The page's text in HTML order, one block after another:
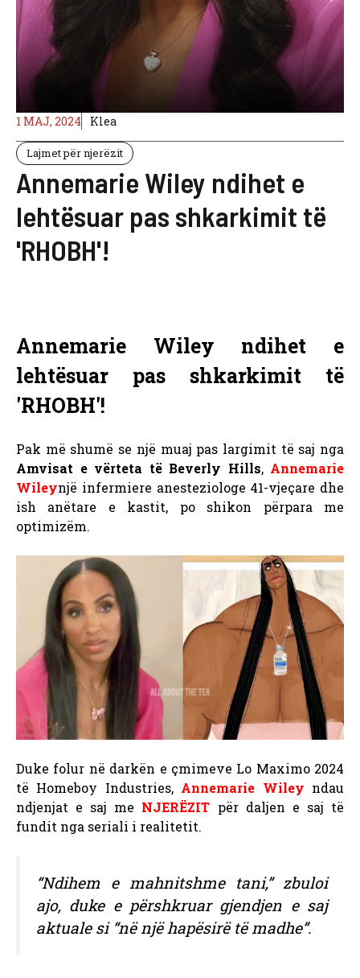
1 MAJ, 2024 Klea
Lajmet për njerëzit
Annemarie Wiley ndihet e
lehtësuar pas shkarkimit të
'RHOBH'!
Annemarie Wiley ndihet e
lehtësuar pas shkarkimit të
'RHOBH'!
Pak më shumë se një muaj pas largimit të saj nga
Amvisat e vërteta të Beverly Hills, Annemarie
Wileynjë infermiere anesteziologe 41-vjeçare dhe
ish anëtare e kastit, po shikon përpara me
optimizëm.
Duke folur në darkën e çmimeve Lo Maximo 2024
të Homeboy Industries, Annemarie Wiley ndau
ndjenjat e saj me NJERËZIT për daljen e saj të
fundit nga seriali i realitetit.
“Ndihem e mahnitshme tani,” zbuloi
ajo, duke e përshkruar gjendjen e saj
aktuale si “në një hapësirë ​​të madhe”.